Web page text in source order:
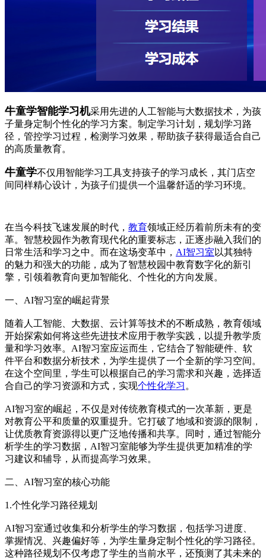
牛童学智能学习机采用先进的人工智能与大数据技术，为孩
子量身定制个性化的学习方案。制定学习计划，规划学习路
径，管控学习过程，检测学习效果，帮助孩子获得最适合自己
的高质量教育。
牛童学不仅用智能学习工具支持孩子的学习成长，其门店空
间同样精心设计，为孩子们提供一个温馨舒适的学习环境。
在当今科技飞速发展的时代， 教育领域正经历着前所未有的变
革。智慧校园作为教育现代化的重要标志，正逐步融入我们的
日常生活和学习之中。而在这场变革中， AI智习室 以其独特
的魅力和强大的功能，成为了智慧校园中教育数字化的新引
擎，引领着教育向更加智能化、个性化的方向发展。
一、AI智习室的崛起背景
随着人工智能、大数据、云计算等技术的不断成熟，教育领域
开始探索如何将这些先进技术应用于教学实践，以提升教学质
量和学习效率。AI智习室应运而生，它结合了智能硬件、软
件平台和数据分析技术，为学生提供了一个全新的学习空间。
在这个空间里，学生可以根据自己的学习需求和兴趣，选择适
合自己的学习资源和方式，实现个性化学习 。
AI智习室的崛起，不仅是对传统教育模式的一次革新，更是
对教育公平和质量的双重提升。它打破了地域和资源的限制，
让优质教育资源得以更广泛地传播和共享。同时，通过智能分
析学生的学习数据，AI智习室能够为学生提供更加精准的学
习建议和辅导，从而提高学习效果。
二、AI智习室的核心功能
1.个性化学习路径规划
AI智习室通过收集和分析学生的学习数据，包括学习进度、
掌握情况、兴趣偏好等，为学生量身定制个性化的学习路径。
这种路径规划不仅考虑了学生的当前水平，还预测了其未来的